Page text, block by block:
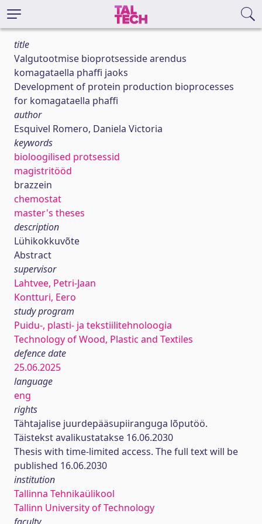
title
Valgutootmise bioprotsesside arendus
komagataella phaffi jaoks
Development of protein production bioprocesses
for komagataella phaffi
author
Esquivel Romero, Daniela Victoria
keywords
bioloogilised protsessid
magistritööd
brazzein
chemostat
master's theses
description
Lühikokkuvõte
Abstract
supervisor
Lahtvee, Petri-Jaan
Kontturi, Eero
study program
Puidu-, plasti- ja tekstiilitehnoloogia
Technology of Wood, Plastic and Textiles
defence date
25.06.2025
language
eng
rights
Tähtajalise juurdepääsupiiranguga lõputöö.
Täistekst avalikustatakse 16.06.2030
Thesis with time-limited access. The full text will be
published 16.06.2030
institution
Tallinna Tehnikaülikool
Tallinn University of Technology